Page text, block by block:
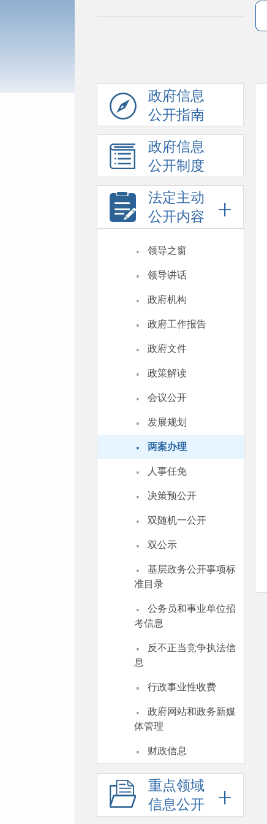
政府信息
公开指南
政府信息
公开制度
法定主动
公开内容
· 领导之窗
· 领导讲话
· 政府机构
· 政府工作报告
· 政府文件
· 政策解读
· 会议公开
· 发展规划
· 两案办理
· 人事任免
· 决策预公开
· 双随机一公开
· 双公示
·
基层政务公开事项标
准目录
·
公务员和事业单位招
考信息
·
反不正当竞争执法信
息
· 行政事业性收费
·
政府网站和政务新媒
体管理
· 财政信息
重点领域
信息公开